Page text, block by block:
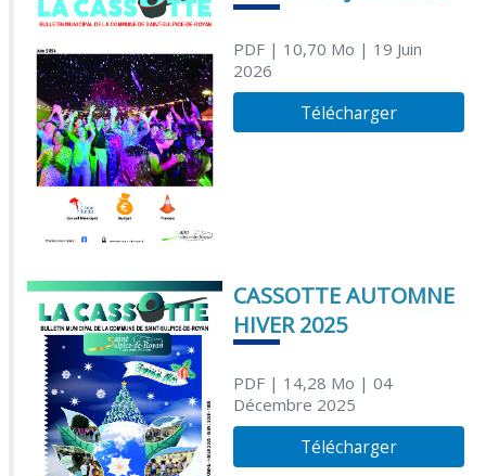
PDF| 10,70 Mo | 19 Juin
2026
Télécharger
CASSOTTE AUTOMNE
HIVER 2025
PDF| 14,28 Mo | 04
Décembre 2025
Télécharger